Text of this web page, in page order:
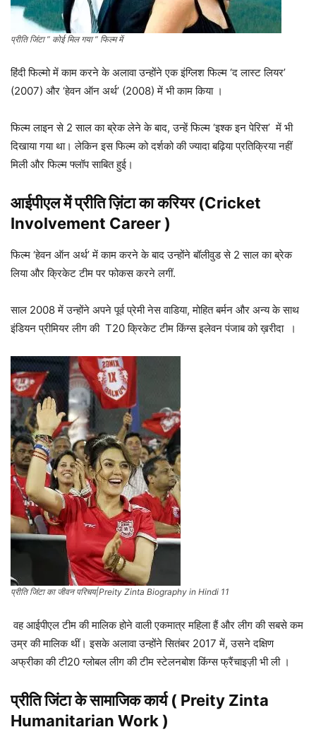
प्रीति जिंटा ” कोई मिल गया ” फिल्म में
हिंदी फिल्मो में काम करने के अलावा उन्होंने एक इंग्लिश फिल्म ‘द लास्ट लियर’
(2007) और ‘हेवन ऑन अर्थ’ (2008) में भी काम किया ।
फिल्म लाइन से 2 साल का ब्रेक लेने के बाद, उन्हें फिल्म ‘इश्क इन पेरिस’ में भी
दिखाया गया था। लेकिन इस फिल्म को दर्शको की ज्यादा बढ़िया प्रतिक्रिया नहीं
मिली और फिल्म फ्लॉप साबित हुई।
आईपीएल में प्रीति ज़िंटा का करियर (Cricket
Involvement Career )
फिल्म ‘हेवन ऑन अर्थ’ में काम करने के बाद उन्होंने बॉलीवुड से 2 साल का ब्रेक
लिया और क्रिकेट टीम पर फोकस करने लगीं.
साल 2008 में उन्होंने अपने पूर्व प्रेमी नेस वाडिया, मोहित बर्मन और अन्य के साथ
इंडियन प्रीमियर लीग की T20 क्रिकेट टीम किंग्स इलेवन पंजाब को ख़रीदा ।
प्रीति जिंटा का जीवन परिचय|Preity Zinta Biography in Hindi 11
वह आईपीएल टीम की मालिक होने वाली एकमात्र महिला हैं और लीग की सबसे कम
उम्र की मालिक थीं। इसके अलावा उन्होंने सितंबर 2017 में, उसने दक्षिण
अफ्रीका की टी20 ग्लोबल लीग की टीम स्टेलनबोश किंग्स फ्रैंचाइज़ी भी ली ।
प्रीति जिंटाके सामाजिक कार्य ( Preity Zinta
Humanitarian Work )